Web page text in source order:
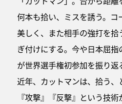
何本も拾い、ミスを誘う。
美しく、また相手の強打を拾
ぎ付けにする。今や日本屈
が世界選手権初参加を振り返
近年、カットマンは、拾う、
『攻撃』『反撃』という技